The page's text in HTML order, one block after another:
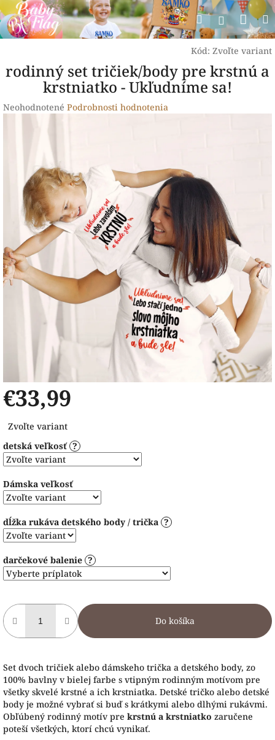
Prejsť
na
obsah
Hľadať
Kód: Zvoľte variant
rodinný set tričiek/body pre krstnú a
krstniatko - Ukľudníme sa!
Priemerné
hviezdičiek.
Neohodnotené Podrobnosti hodnotenia
€33,99
cena:
Zvoľte variant
detská veľkosť ?
Dámska veľkosť
dĺžka rukáva detského body / trička ?
darčekové balenie ?
Do košíka
Set dvoch tričiek alebo dámskeho trička a detského body, zo
100% bavlny v bielej farbe s vtipným rodinným motívom pre
všetky skvelé krstné a ich krstniatka. Detské tričko alebo detské
body je možné vybrať si buď s krátkymi alebo dlhými rukávmi.
Obľúbený rodinný motív pre krstnú a krstniatko zaručene
poteší všetkých, ktorí chcú vynikať.